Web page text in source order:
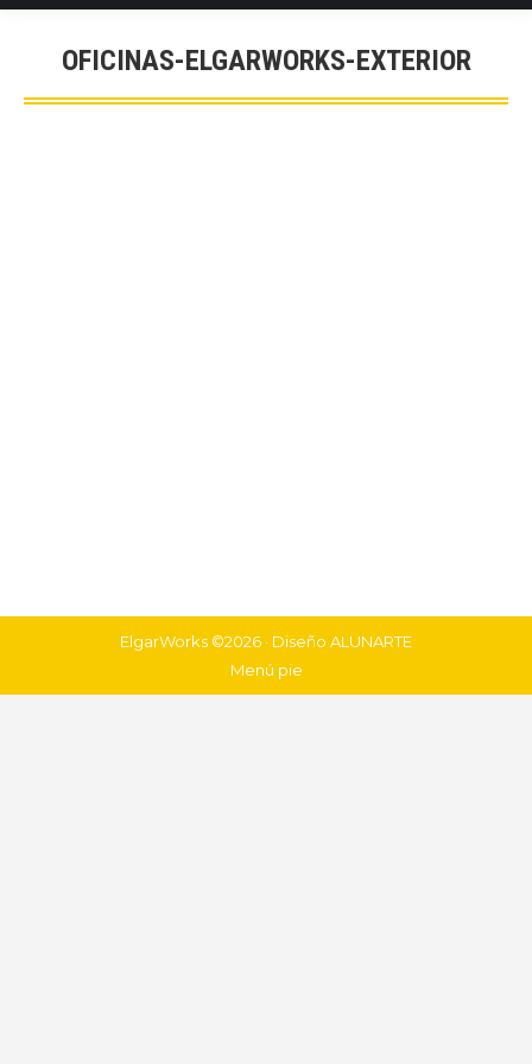
OFICINAS-ELGARWORKS-EXTERIOR
You are here:
ElgarWorks ©2026 · Diseño ALUNARTE
Menú pie